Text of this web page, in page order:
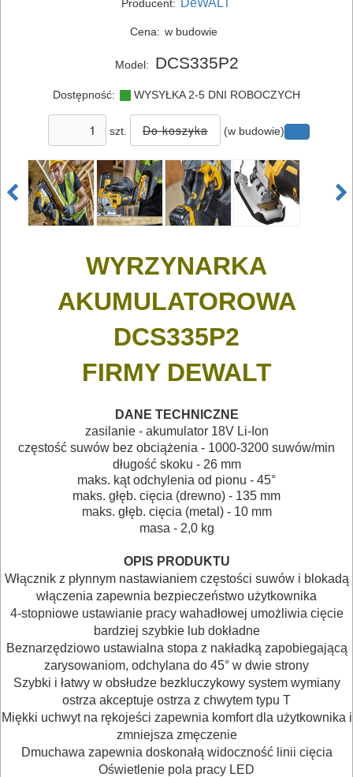
ELEKTRONARZĘDZIA
SIECIOWE
ELEKTRONARZĘDZIA
AKUMULATOROWE
AKCESORIA
ELEKTRONARZĘDZI
MAGAZYNOWANIE
TRANSPORTOWANIE
NARZĘDZIA
BUDOWLANE
I
ELEKTRY..
GLAZURNICZE
AKCESORIA
MASZYNKI
URZĄDZENIA
Producent:
Cena: w budowie
Model: DCS335P2
Dostępność: WYSYŁKA 2-5 DNI ROBOCZYCH
szt. (w budowie)
WYRZYNARKA
AKUMULATOROWA
DCS335P2
FIRMY DEWALT
DANE TECHNICZNE
zasilanie - akumulator 18V Li-Ion
częstość suwów bez obciążenia - 1000-3200 suwów/min
długość skoku - 26 mm
maks. kąt odchylenia od pionu - 45°
maks. głęb. cięcia (drewno) - 135 mm
maks. głęb. cięcia (metal) - 10 mm
masa - 2,0 kg
OPIS PRODUKTU
Włącznik z płynnym nastawianiem częstości suwów i blokadą
włączenia zapewnia bezpieczeństwo użytkownika
4-stopniowe ustawianie pracy wahadłowej umożliwia cięcie
bardziej szybkie lub dokładne
Beznarzędziowo ustawialna stopa z nakładką zapobiegającą
zarysowaniom, odchylana do 45° w dwie strony
Szybki i łatwy w obsłudze bezkluczykowy system wymiany
ostrza akceptuje ostrza z chwytem typu T
Miękki uchwyt na rękojeści zapewnia komfort dla użytkownika i
zmniejsza zmęczenie
Dmuchawa zapewnia doskonałą widoczność linii cięcia
Oświetlenie pola pracy LED